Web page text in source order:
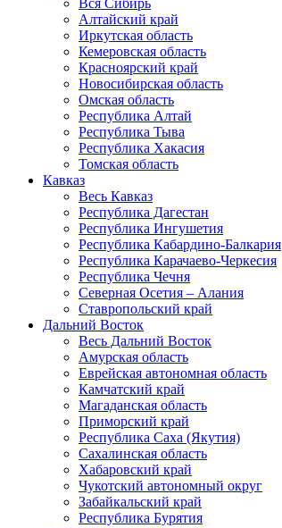
Вся Сибирь
Алтайский край
Иркутская область
Кемеровская область
Красноярский край
Новосибирская область
Омская область
Республика Алтай
Республика Тыва
Республика Хакасия
Томская область
Кавказ
Весь Кавказ
Республика Дагестан
Республика Ингушетия
Республика Кабардино-Балкария
Республика Карачаево-Черкесия
Республика Чечня
Северная Осетия – Алания
Ставропольский край
Дальний Восток
Весь Дальний Восток
Амурская область
Еврейская автономная область
Камчатский край
Магаданская область
Приморский край
Республика Саха (Якутия)
Сахалинская область
Хабаровский край
Чукотский автономный округ
Забайкальский край
Республика Бурятия